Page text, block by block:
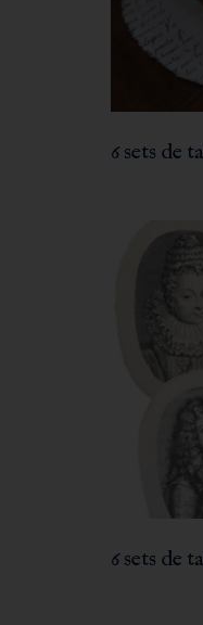
6 sets de
6 sets de